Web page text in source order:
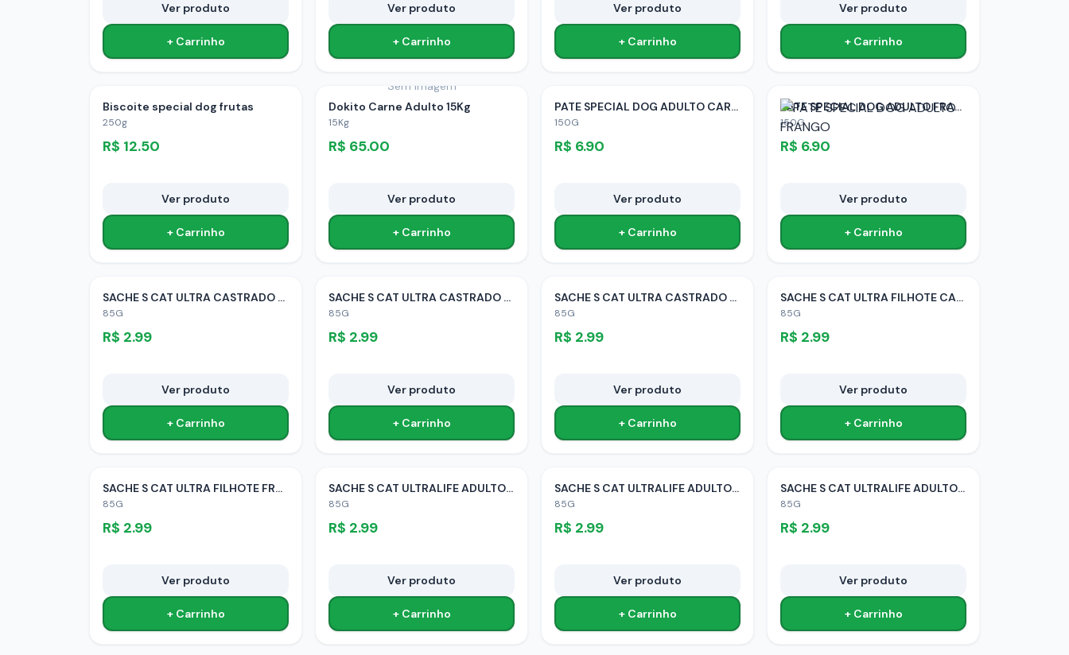
Ver produto
+ Carrinho
Ver produto
+ Carrinho
Ver produto
+ Carrinho
Ver produto
+ Carrinho
Biscoite special dog frutas
250g
R$ 12.50
Ver produto
+ Carrinho
Sem imagem
Dokito Carne Adulto 15Kg
15Kg
R$ 65.00
Ver produto
+ Carrinho
PATE SPECIAL DOG ADULTO CARNE
150G
R$ 6.90
Ver produto
+ Carrinho
PATE SPECIAL DOG ADULTO FRANGO
150G
R$ 6.90
Ver produto
+ Carrinho
SACHE S CAT ULTRA CASTRADO CARNE
85G
R$ 2.99
Ver produto
+ Carrinho
SACHE S CAT ULTRA CASTRADO FRANGO
85G
R$ 2.99
Ver produto
+ Carrinho
SACHE S CAT ULTRA CASTRADO SALMAO
85G
R$ 2.99
Ver produto
+ Carrinho
SACHE S CAT ULTRA FILHOTE CARNE
85G
R$ 2.99
Ver produto
+ Carrinho
SACHE S CAT ULTRA FILHOTE FRANGO
85G
R$ 2.99
Ver produto
+ Carrinho
SACHE S CAT ULTRALIFE ADULTO CARNE
85G
R$ 2.99
Ver produto
+ Carrinho
SACHE S CAT ULTRALIFE ADULTO FRANGO
85G
R$ 2.99
Ver produto
+ Carrinho
SACHE S CAT ULTRALIFE ADULTO PEIXE
85G
R$ 2.99
Ver produto
+ Carrinho